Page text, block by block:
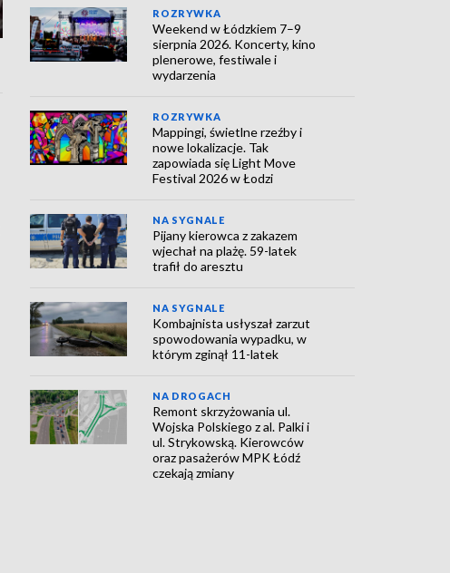
ROZRYWKA
Weekend w Łódzkiem 7–9
sierpnia 2026. Koncerty, kino
plenerowe, festiwale i
wydarzenia
ROZRYWKA
Mappingi, świetlne rzeźby i
nowe lokalizacje. Tak
zapowiada się Light Move
Festival 2026 w Łodzi
NA SYGNALE
Pijany kierowca z zakazem
wjechał na plażę. 59-latek
trafił do aresztu
NA SYGNALE
Kombajnista usłyszał zarzut
spowodowania wypadku, w
którym zginął 11-latek
NA DROGACH
Remont skrzyżowania ul.
Wojska Polskiego z al. Palki i
ul. Strykowską. Kierowców
oraz pasażerów MPK Łódź
czekają zmiany